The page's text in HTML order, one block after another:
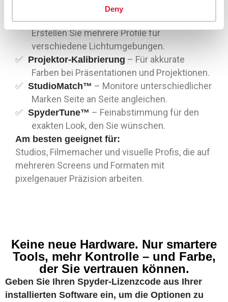
Deny
Raum- und Umgebungslichtanpassung–
Erstellen Sie mehrere Profile für
verschiedene Lichtumgebungen.
Projektor-Kalibrierung – Für akkurate
Farben bei Präsentationen und Projektionen.
StudioMatch™ – Monitore unterschiedlicher
Marken Seite an Seite angleichen.
SpyderTune™ – Feinabstimmung für den
exakten Look, den Sie wünschen.
Am besten geeignet für:
Studios, Filmemacher und visuelle Profis, die auf
mehreren Screens und Formaten mit
pixelgenauer Präzision arbeiten.
Keine neue Hardware. Nur smartere
Tools, mehr Kontrolle – und Farbe,
der Sie vertrauen können.
Geben Sie Ihren Spyder-Lizenzcode aus Ihrer
installierten Software ein, um die Optionen zu